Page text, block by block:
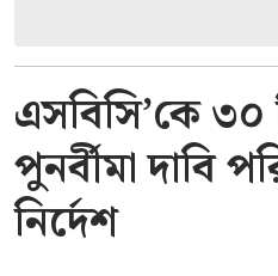
এসবিসি’কে ৩০
পুনর্বীমা দাবি
নির্দেশ